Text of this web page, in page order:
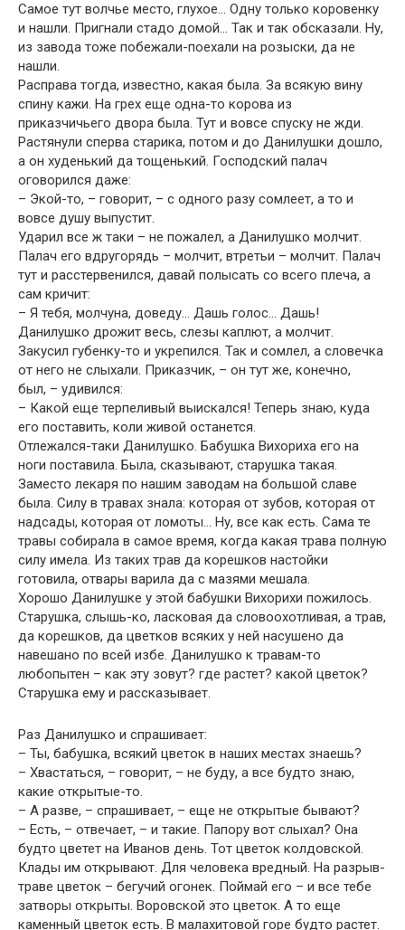
Самое тут волчье место, глухое… Одну только коровенку
и нашли. Пригнали стадо домой… Так и так обсказали. Ну,
из завода тоже побежали-поехали на розыски, да не
нашли.
Расправа тогда, известно, какая была. За всякую вину
спину кажи. На грех еще одна-то корова из
приказчичьего двора была. Тут и вовсе спуску не жди.
Растянули сперва старика, потом и до Данилушки дошло,
а он худенький да тощенький. Господский палач
оговорился даже:
– Экой-то, – говорит, – с одного разу сомлеет, а то и
вовсе душу выпустит.
Ударил все ж таки – не пожалел, а Данилушко молчит.
Палач его вдругорядь – молчит, втретьи – молчит. Палач
тут и расстервенился, давай полысать со всего плеча, а
сам кричит:
– Я тебя, молчуна, доведу… Дашь голос… Дашь!
Данилушко дрожит весь, слезы каплют, а молчит.
Закусил губенку-то и укрепился. Так и сомлел, а словечка
от него не слыхали. Приказчик, – он тут же, конечно,
был, – удивился:
– Какой еще терпеливый выискался! Теперь знаю, куда
его поставить, коли живой останется.
Отлежался-таки Данилушко. Бабушка Вихориха его на
ноги поставила. Была, сказывают, старушка такая.
Заместо лекаря по нашим заводам на большой славе
была. Силу в травах знала: которая от зубов, которая от
надсады, которая от ломоты… Ну, все как есть. Сама те
травы собирала в самое время, когда какая трава полную
силу имела. Из таких трав да корешков настойки
готовила, отвары варила да с мазями мешала.
Хорошо Данилушке у этой бабушки Вихорихи пожилось.
Старушка, слышь-ко, ласковая да словоохотливая, а трав,
да корешков, да цветков всяких у ней насушено да
навешано по всей избе. Данилушко к травам-то
любопытен – как эту зовут? где растет? какой цветок?
Старушка ему и рассказывает.
Раз Данилушко и спрашивает:
– Ты, бабушка, всякий цветок в наших местах знаешь?
– Хвастаться, – говорит, – не буду, а все будто знаю,
какие открытые-то.
– А разве, – спрашивает, – еще не открытые бывают?
– Есть, – отвечает, – и такие. Папору вот слыхал? Она
будто цветет на Иванов день. Тот цветок колдовской.
Клады им открывают. Для человека вредный. На разрыв-
траве цветок – бегучий огонек. Поймай его – и все тебе
затворы открыты. Воровской это цветок. А то еще
каменный цветок есть. В малахитовой горе будто растет.